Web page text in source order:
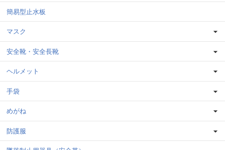
簡易型止水板
マスク
安全靴・安全長靴
ヘルメット
手袋
めがね
防護服